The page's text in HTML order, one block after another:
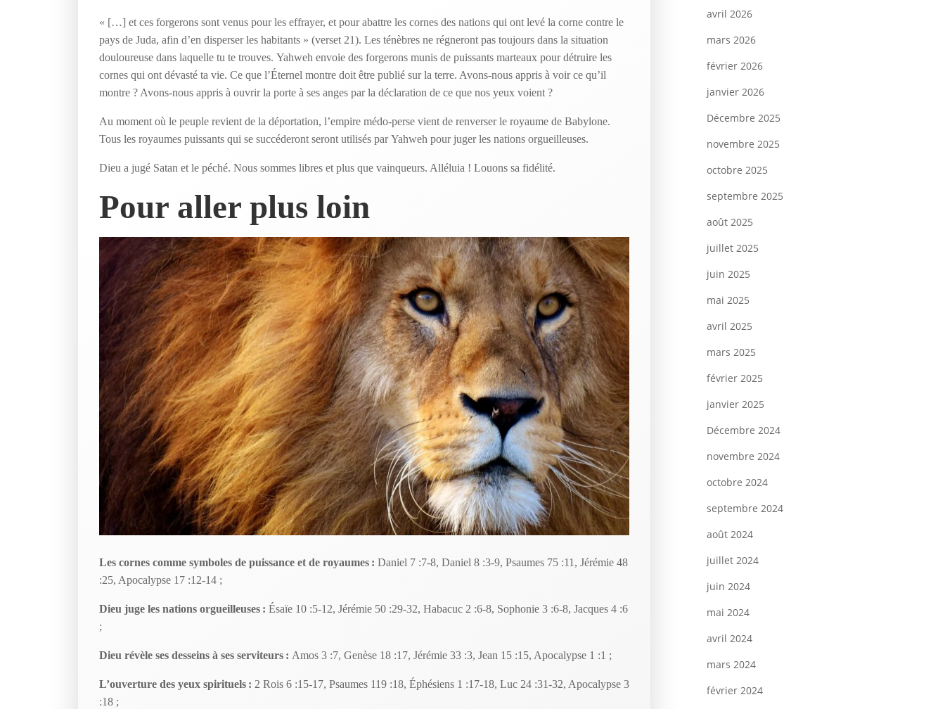
« […] et ces forgerons sont venus pour les effrayer, et pour abattre les cornes des nations qui ont levé la corne contre le
pays de Juda, afin d’en disperser les habitants » (verset 21). Les ténèbres ne régneront pas toujours dans la situation
douloureuse dans laquelle tu te trouves. Yahweh envoie des forgerons munis de puissants marteaux pour détruire les
cornes qui ont dévasté ta vie. Ce que l’Éternel montre doit être publié sur la terre. Avons-nous appris à voir ce qu’il
montre ? Avons-nous appris à ouvrir la porte à ses anges par la déclaration de ce que nos yeux voient ?
Au moment où le peuple revient de la déportation, l’empire médo-perse vient de renverser le royaume de Babylone.
Tous les royaumes puissants qui se succéderont seront utilisés par Yahweh pour juger les nations orgueilleuses.
Dieu a jugé Satan et le péché. Nous sommes libres et plus que vainqueurs. Alléluia ! Louons sa fidélité.
Pour aller plus loin
Les cornes comme symboles de puissance et de royaumes : Daniel 7 :7-8, Daniel 8 :3-9, Psaumes 75 :11, Jérémie 48
:25, Apocalypse 17 :12-14 ;
Dieu juge les nations orgueilleuses : Ésaïe 10 :5-12, Jérémie 50 :29-32, Habacuc 2 :6-8, Sophonie 3 :6-8, Jacques 4 :6
;
Dieu révèle ses desseins à ses serviteurs : Amos 3 :7, Genèse 18 :17, Jérémie 33 :3, Jean 15 :15, Apocalypse 1 :1 ;
L’ouverture des yeux spirituels : 2 Rois 6 :15-17, Psaumes 119 :18, Éphésiens 1 :17-18, Luc 24 :31-32, Apocalypse 3
:18 ;
avril 2026
mars 2026
février 2026
janvier 2026
Décembre 2025
novembre 2025
octobre 2025
septembre 2025
août 2025
juillet 2025
juin 2025
mai 2025
avril 2025
mars 2025
février 2025
janvier 2025
Décembre 2024
novembre 2024
octobre 2024
septembre 2024
août 2024
juillet 2024
juin 2024
mai 2024
avril 2024
mars 2024
février 2024